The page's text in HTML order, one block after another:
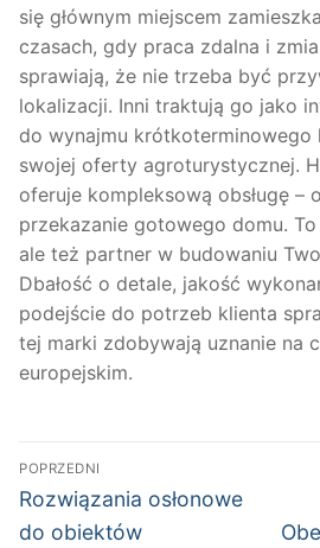
się głównym miejscem
czasach, gdy praca zdalna i
sprawiają, że nie trzeba być
lokalizacji. Inni traktują go jako
do wynajmu krótkoterminowego
swojej oferty agroturystycznej.
oferuje kompleksową obsługę –
przekazanie gotowego domu.
ale też partner w budowaniu
Dbałość o detale, jakość
podejście do potrzeb klienta
tej marki zdobywają uznanie na
europejskim.
Nawigacja
wpisu
POPRZEDNI
Poprzedni
wpis:
Rozwiązania osłonowe
do obiektów